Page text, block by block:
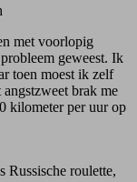
met voorlopig
geweest. Ik
toen moest ik zelf
brak me
kilometer per uur op
Russische roulette,